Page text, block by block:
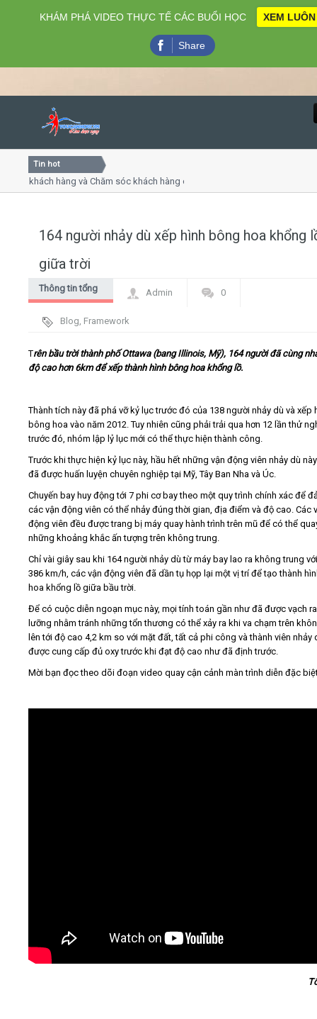
Close
Home
Video
Liên hệ - Đăng ký
Tìm kiếm
Tin hot
khách hàng và Chăm sóc khách hàng chuyên nghiệp
164 người nhảy dù xếp hình bông hoa khổng
giữa trời
Thông tin tổng
Admin 0
Blog, Framework
Trên bầu trời thành phố Ottawa (bang Illinois, Mỹ), 164 người đã cùng
độ cao hơn 6km để xếp thành hình bông hoa khổng lồ.
Thành tích này đã phá vỡ kỷ lục trước đó của 138 người nhảy dù và xếp
bông hoa vào năm 2012. Tuy nhiên cũng phải trải qua hơn 12 lần thử
trước đó, nhóm lập lỷ lục mới có thể thực hiện thành công.
Trước khi thực hiện kỷ lục này, hầu hết những vận động viên nhảy dù
đã được huấn luyện chuyên nghiệp tại Mỹ, Tây Ban Nha và Úc.
Chuyến bay huy động tới 7 phi cơ bay theo một quy trình chính xác để
các vận động viên có thể nhảy đúng thời gian, địa điểm và độ cao. Các
động viên đều được trang bị máy quay hành trình trên mũ để có thể
những khoảng khắc ấn tượng trên không trung.
Chỉ vài giây sau khi 164 người nhảy dù từ máy bay lao ra không trung
386 km/h, các vận động viên đã dần tụ họp lại một vị trí để tạo thành
hoa khổng lồ giữa bầu trời.
Để có cuộc diễn ngoạn mục này, mọi tính toán gần như đã được vạch
lưỡng nhằm tránh những tổn thương có thể xảy ra khi va chạm trên
lên tới độ cao 4,2 km so với mặt đất, tất cả phi công và thành viên nhảy
được cung cấp đủ oxy trước khi đạt độ cao như đã định trước.
Mời bạn đọc theo dõi đoạn video quay cận cảnh màn trình diễn đặc
KHÁM PHÁ VIDEO THỰC TẾ CÁC BUỔI HỌC XEM LUÔN
Share